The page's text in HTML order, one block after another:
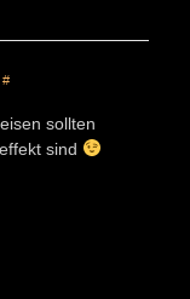
#
sollten
sind